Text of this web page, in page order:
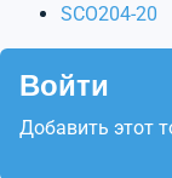
SCO204-20
Войти
Добавить этот